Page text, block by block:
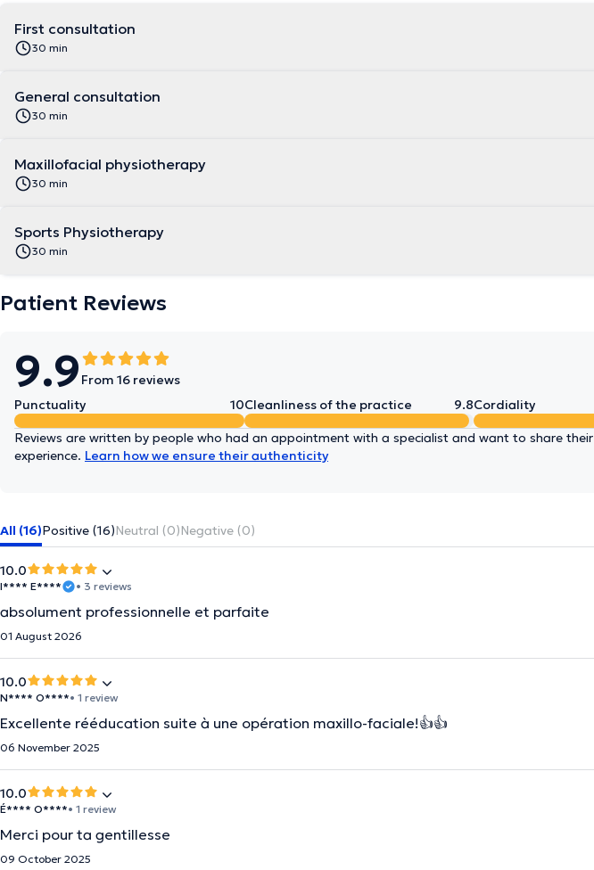
First consultation
30 min
General consultation
30 min
Maxillofacial physiotherapy
30 min
Sports Physiotherapy
30 min
Patient Reviews
9.9 From 16 reviews
Punctuality
10Cleanliness of the practice 9.8Cordiality
Reviews are written by people who had an appointment with a specialist and want to share their
experience. Learn how we ensure their authenticity
All (16)Positive (16)Neutral (0)Negative (0)
10.0
I**** E**** • 3 reviews
absolument professionnelle et parfaite
01 August 2026
10.0
N**** O****• 1 review
Excellente rééducation suite à une opération maxillo-faciale!👍👍
06 November 2025
10.0
É**** O****• 1 review
Merci pour ta gentillesse
09 October 2025